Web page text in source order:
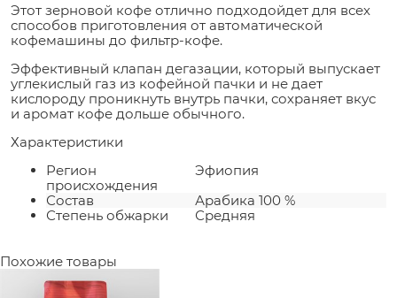
Этот зерновой кофе отлично подходойдет для всех
способов приготовления от автоматической
кофемашины до фильтр-кофе.
Эффективный клапан дегазации, который выпускает
углекислый газ из кофейной пачки и не дает
кислороду проникнуть внутрь пачки, сохраняет вкус
и аромат кофе дольше обычного.
Характеристики
Регион
происхождения
Эфиопия
Состав
Арабика 100 %
Степень обжарки
Средняя
Похожие товары